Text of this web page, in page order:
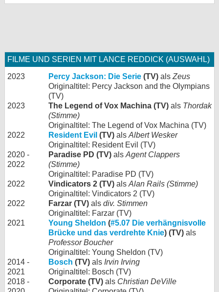
FILME UND SERIEN MIT LANCE REDDICK (AUSWAHL)
2023 Percy Jackson: Die Serie (TV) als Zeus
Originaltitel: Percy Jackson and the Olympians
(TV)
2023
The Legend of Vox Machina (TV) als Thordak
(Stimme)
Originaltitel: The Legend of Vox Machina (TV)
2022
Resident Evil (TV) als Albert Wesker
Originaltitel: Resident Evil (TV)
2020 -
2022
Paradise PD (TV) als Agent Clappers
(Stimme)
Originaltitel: Paradise PD (TV)
2022
Vindicators 2 (TV) als Alan Rails (Stimme)
Originaltitel: Vindicators 2 (TV)
2022
Farzar (TV) als div. Stimmen
Originaltitel: Farzar (TV)
2021
Young Sheldon (#5.07 Die verhängnisvolle
Brücke und das verdrehte Knie) (TV) als
Professor Boucher
Originaltitel: Young Sheldon (TV)
2014 -
2021
Bosch (TV) als Irvin Irving
Originaltitel: Bosch (TV)
2018 -
Corporate (TV) als Christian DeVille